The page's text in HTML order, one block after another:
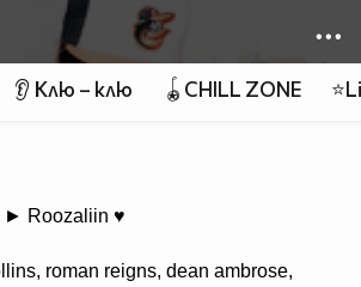
👂 Клю – клю 🪀CHILL ZONE
► Roozaliin ♥
roman reigns, dean ambrose,